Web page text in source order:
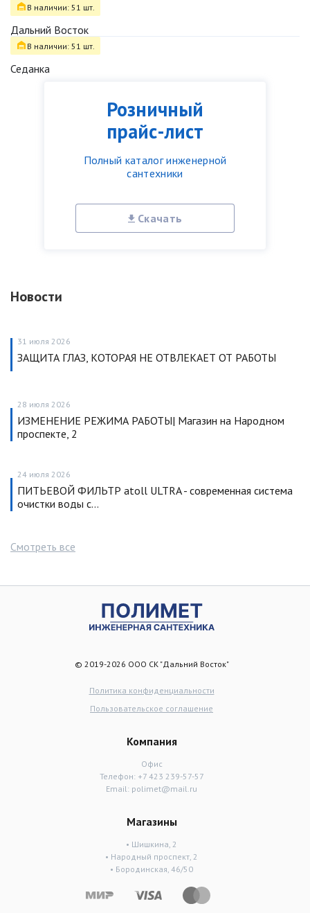
Розничный
прайс-лист
Полный каталог инженерной
сантехники
Скачать
Новости
31 июля 2026
ЗАЩИТА ГЛАЗ, КОТОРАЯ НЕ ОТВЛЕКАЕТ ОТ РАБОТЫ
28 июля 2026
ИЗМЕНЕНИЕ РЕЖИМА РАБОТЫ| Магазин на Народном
проспекте, 2
24 июля 2026
ПИТЬЕВОЙ ФИЛЬТР atoll ULTRA - современная система
очистки воды с…
Смотреть все
В наличии: 51 шт.
Дальний Восток
В наличии: 51 шт.
Седанка
© 2019-2026 ООО СК "Дальний Восток"
Политика конфиденциальности
Пользовательское соглашение
Компания
Офис
Телефон: +7 423 239-57-57
Email: polimet@mail.ru
Магазины
• Шишкина, 2
• Народный проспект, 2
• Бородинская, 46/50